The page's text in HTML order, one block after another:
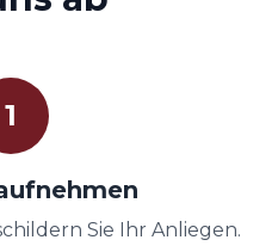
1
Sie Ihr Anliegen.